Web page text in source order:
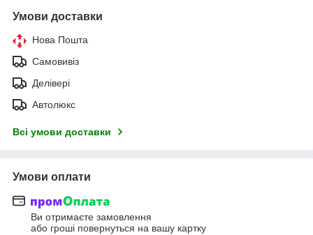
Умови доставки
Нова Пошта
Самовивіз
Делівері
Автолюкс
Всі умови доставки
Умови оплати
Ви отримаєте замовлення
або гроші повернуться на вашу картку